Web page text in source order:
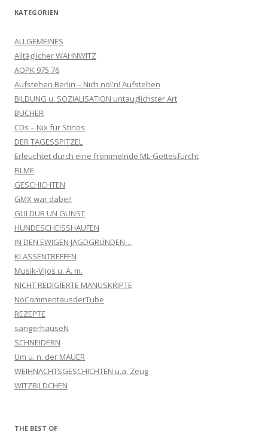
KATEGORIEN
ALLGEMEINES
Alltäglicher WAHNWITZ
AOPK 975 76
Aufstehen Berlin – Nich nöl'n! Aufstehen
BILDUNG u. SOZIALISATION untauglichster Art
BÜCHER
CDs – Nix für Stinos
DER TAGESSPITZEL
Erleuchtet durch eine frömmelnde ML-Gottesfurcht
FILME
GESCHICHTEN
GMX war dabei!
GULDUR UN GUNST
HUNDESCHEISSHAUFEN
IN DEN EWIGEN JAGDGRÜNDEN…
KLASSENTREFFEN
Musik-Vijos u. Ä. m.
NICHT REDIGIERTE MANUSKRIPTE
NoCommentausderTube
REZEPTE
sangerhauseN
SCHNEIDERN
Um u. n. der MAUER
WEIHNACHTSGESCHICHTEN u.a. Zeug
WITZBILDCHEN
THE BEST OF